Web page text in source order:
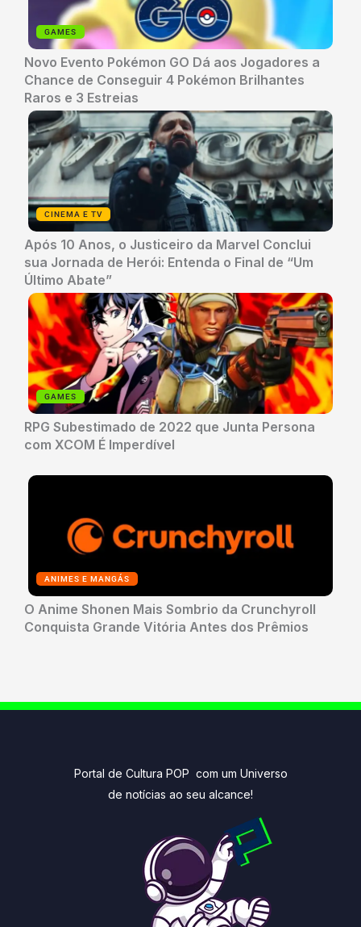
GAMES
Novo Evento Pokémon GO Dá aos Jogadores a
Chance de Conseguir 4 Pokémon Brilhantes
Raros e 3 Estreias
CINEMA E TV
Após 10 Anos, o Justiceiro da Marvel Conclui
sua Jornada de Herói: Entenda o Final de “Um
Último Abate”
GAMES
RPG Subestimado de 2022 que Junta Persona
com XCOM É Imperdível
ANIMES E MANGÁS
O Anime Shonen Mais Sombrio da Crunchyroll
Conquista Grande Vitória Antes dos Prêmios
Portal de Cultura POP com um Universo
de notícias ao seu alcance!